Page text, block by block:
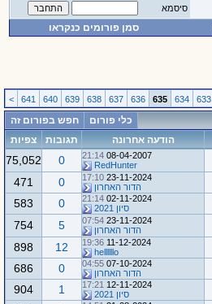
סיסמא
סמן פורומים כנקראו
633
634
635
636
637
638
639
640
641
>
כלי פורום
חפש בפורום זה
הודעה אחרונה תגובות צפיות
08-04-2007
21:14
RedHunter
0
75,052
23-11-2024
17:10
הדור האחרון
0
471
02-11-2024
21:14
סיון 2021
0
583
23-11-2024
07:54
הדור האחרון
5
754
11-12-2024
19:36
hellllllo
12
898
07-10-2024
04:55
הדור האחרון
0
686
12-11-2024
17:21
סיון 2021
1
904